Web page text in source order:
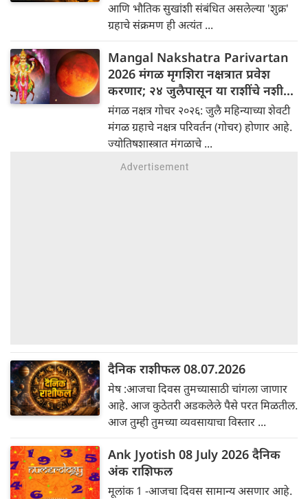
आणि भौतिक सुखांशी संबंधित असलेल्या 'शुक्र'
ग्रहाचे संक्रमण ही अत्यंत ...
Mangal Nakshatra Parivartan
2026 मंगळ मृगशिरा नक्षत्रात प्रवेश
करणार; २४ जुलैपासून या राशींचे नशीब
उजळणार!
मंगळ नक्षत्र गोचर २०२६: जुलै महिन्याच्या शेवटी
मंगळ ग्रहाचे नक्षत्र परिवर्तन (गोचर) होणार आहे.
ज्योतिषशास्त्रात मंगळाचे ...
दैनिक राशीफल 08.07.2026
मेष :आजचा दिवस तुमच्यासाठी चांगला जाणार
आहे. आज कुठेतरी अडकलेले पैसे परत मिळतील.
आज तुम्ही तुमच्या व्यवसायाचा विस्तार ...
Ank Jyotish 08 July 2026 दैनिक
अंक राशिफल
मूलांक 1 -आजचा दिवस सामान्य असणार आहे.